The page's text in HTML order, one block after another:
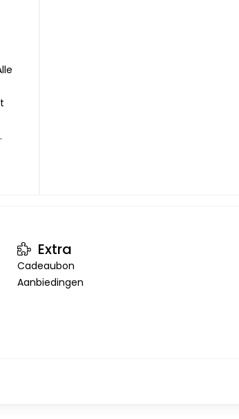
Extra
Cadeaubon
Aanbiedingen